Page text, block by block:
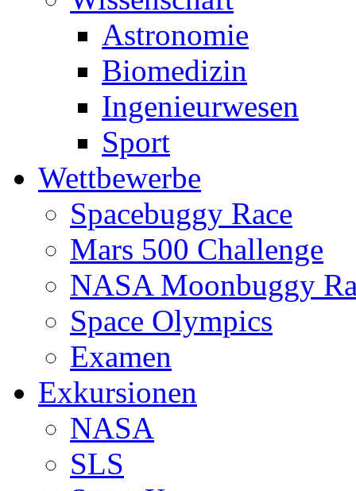
Astronomie
Biomedizin
Ingenieurwesen
Sport
Wettbewerbe
Spacebuggy Race
Mars 500 Challenge
NASA Moonbuggy
Space Olympics
Examen
Exkursionen
NASA
SLS